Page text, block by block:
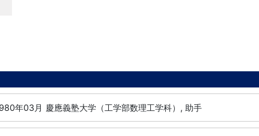
年03月 慶應義塾大学（工学部数理工学科）, 助手